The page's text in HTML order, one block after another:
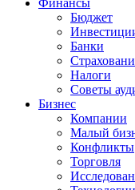
Финансы
Бюджет
Банки
Налоги
Советы
Бизнес
Компании
Малый
Конфликты
Торговля